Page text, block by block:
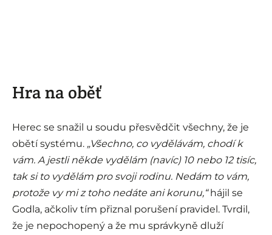
Hra na oběť
Herec se snažil u soudu přesvědčit všechny, že je
obětí systému. „Všechno, co vydělávám, chodí k
vám. A jestli někde vydělám (navíc) 10 nebo 12 tisíc,
tak si to vydělám pro svoji rodinu. Nedám to vám,
protože vy mi z toho nedáte ani korunu,“hájil se
Godla, ačkoliv tím přiznal porušení pravidel. Tvrdil,
že je nepochopený a že mu správkyně dluží